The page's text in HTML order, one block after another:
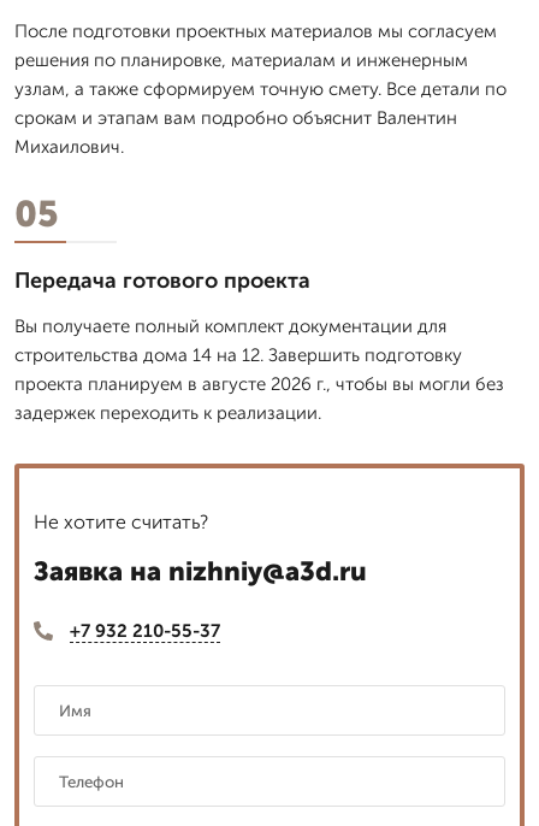
После подготовки проектных материалов мы согласуем
решения по планировке, материалам и инженерным
узлам, а также сформируем точную смету. Все детали по
срокам и этапам вам подробно объяснит Валентин
Михаилович.
05
Передача готового проекта
Вы получаете полный комплект документации для
строительства дома 14 на 12. Завершить подготовку
проекта планируем в августе 2026 г., чтобы вы могли без
задержек переходить к реализации.
Не хотите считать?
Заявка на nizhniy@a3d.ru
+7 932 210-55-37